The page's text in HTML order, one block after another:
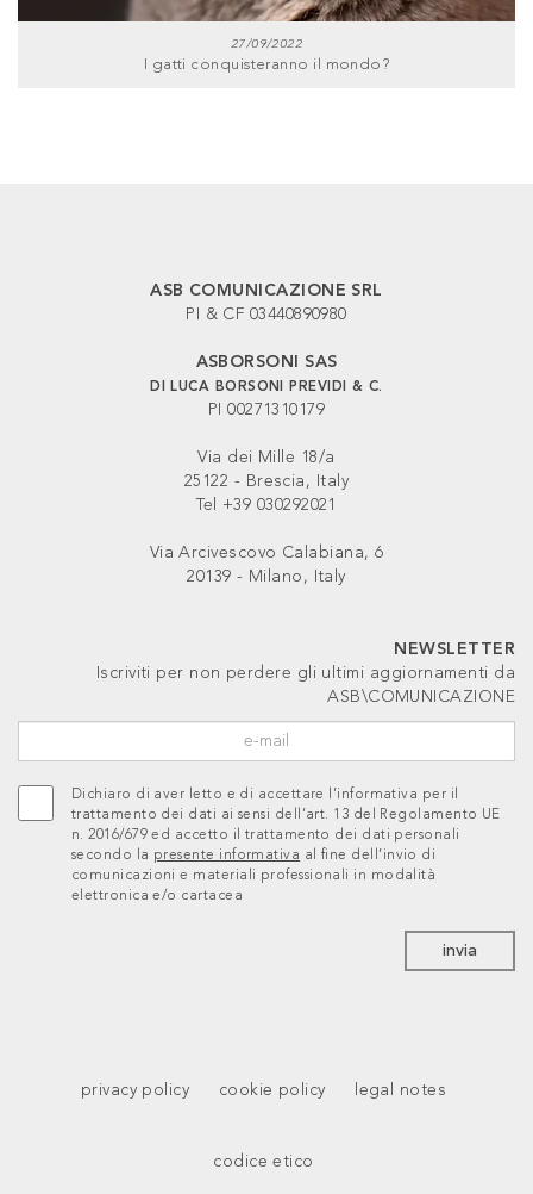
27/09/2022
I gatti conquisteranno il mondo?
ASB COMUNICAZIONE SRL
PI & CF 03440890980
ASBORSONI SAS
DI LUCA BORSONI PREVIDI & C.
PI 00271310179
Via dei Mille 18/a
25122 - Brescia, Italy
Tel +39 030292021
Via Arcivescovo Calabiana, 6
20139 - Milano, Italy
NEWSLETTER
Iscriviti per non perdere gli ultimi aggiornamenti da
ASB\COMUNICAZIONE
Dichiaro di aver letto e di accettare l’informativa per il
trattamento dei dati ai sensi dell’art. 13 del Regolamento UE
n. 2016/679 ed accetto il trattamento dei dati personali
secondo la presente informativa al fine dell’invio di
comunicazioni e materiali professionali in modalità
elettronica e/o cartacea
invia
privacy policy cookie policy legal notes
codice etico